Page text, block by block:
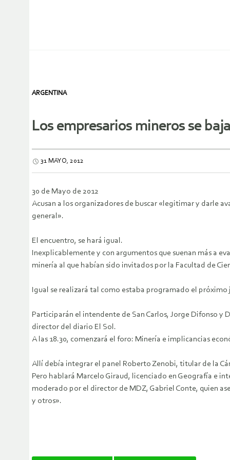
ARGENTINA
Los empresarios mineros se
31 MAYO, 2012
30 de Mayo de 2012
Acusan a los organizadores de buscar «legitimar y darle
general».
El encuentro, se hará igual.
Inexplicablemente y con argumentos que suenan más a
minería al que habían sido invitados por la Facultad de
Igual se realizará tal como estaba programado el
Participarán el intendente de San Carlos, Jorge Difonso y
director del diario El Sol.
A las 18.30, comenzará el foro: Minería e implicancias
Allí debía integrar el panel Roberto Zenobi, titular de la
Pero hablará Marcelo Giraud, licenciado en Geografía e
moderado por el director de MDZ, Gabriel Conte, quien
y otros».